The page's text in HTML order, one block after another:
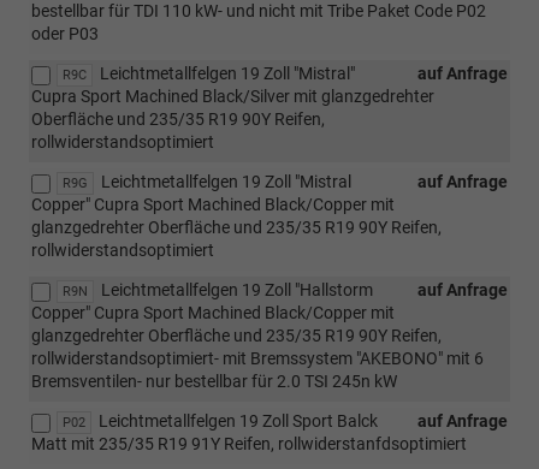
bestellbar für TDI 110 kW- und nicht mit Tribe Paket Code P02
oder P03
R9C auf Anfrage
Leichtmetallfelgen 19 Zoll "Mistral"
Cupra Sport Machined Black/Silver mit glanzgedrehter
Oberfläche und 235/35 R19 90Y Reifen,
rollwiderstandsoptimiert
R9G auf Anfrage
Leichtmetallfelgen 19 Zoll "Mistral
Copper" Cupra Sport Machined Black/Copper mit
glanzgedrehter Oberfläche und 235/35 R19 90Y Reifen,
rollwiderstandsoptimiert
R9N auf Anfrage
Leichtmetallfelgen 19 Zoll "Hallstorm
Copper" Cupra Sport Machined Black/Copper mit
glanzgedrehter Oberfläche und 235/35 R19 90Y Reifen,
rollwiderstandsoptimiert- mit Bremssystem "AKEBONO" mit 6
Bremsventilen- nur bestellbar für 2.0 TSI 245n kW
P02 auf Anfrage
Leichtmetallfelgen 19 Zoll Sport Balck
Matt mit 235/35 R19 91Y Reifen, rollwiderstanfdsoptimiert